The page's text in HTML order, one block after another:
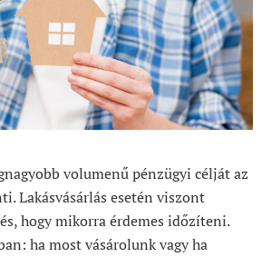
volumenű pénzügyi célját az
Lakásvásárlás esetén viszont
hogy mikorra érdemes időzíteni.
ha most vásárolunk vagy ha